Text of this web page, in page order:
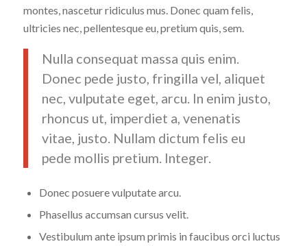
montes, nascetur ridiculus mus. Donec quam felis,
ultricies nec, pellentesque eu, pretium quis, sem.
Nulla consequat massa quis enim.
Donec pede justo, fringilla vel, aliquet
nec, vulputate eget, arcu. In enim justo,
rhoncus ut, imperdiet a, venenatis
vitae, justo. Nullam dictum felis eu
pede mollis pretium. Integer.
Donec posuere vulputate arcu.
Phasellus accumsan cursus velit.
Vestibulum ante ipsum primis in faucibus orci luctus